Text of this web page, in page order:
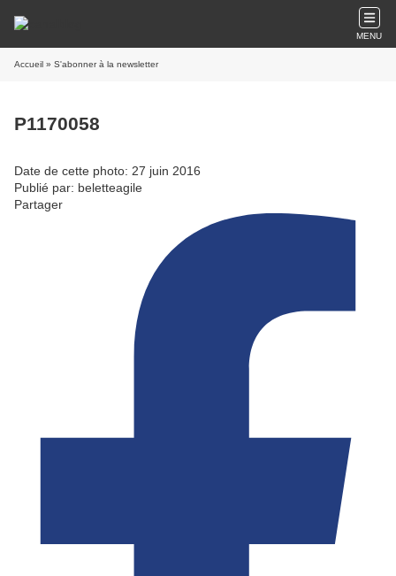
MENU
Accueil » S'abonner à la newsletter
P1170058
Date de cette photo: 27 juin 2016
Publié par: beletteagile
Partager